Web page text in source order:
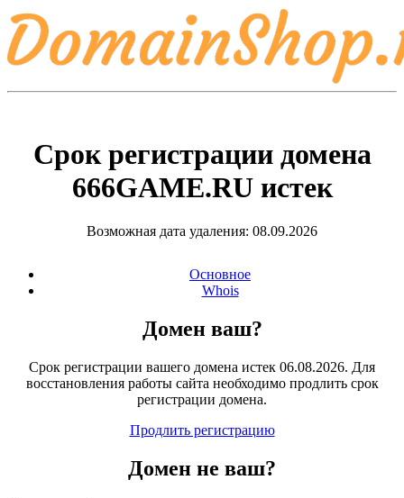
Срок регистрации домена
666GAME.RUистек
Возможная дата удаления: 08.09.2026
Основное
Whois
Домен ваш?
Срок регистрации вашего домена истек 06.08.2026. Для
восстановления работы сайта необходимо продлить срок
регистрации домена.
Продлить регистрацию
Домен не ваш?